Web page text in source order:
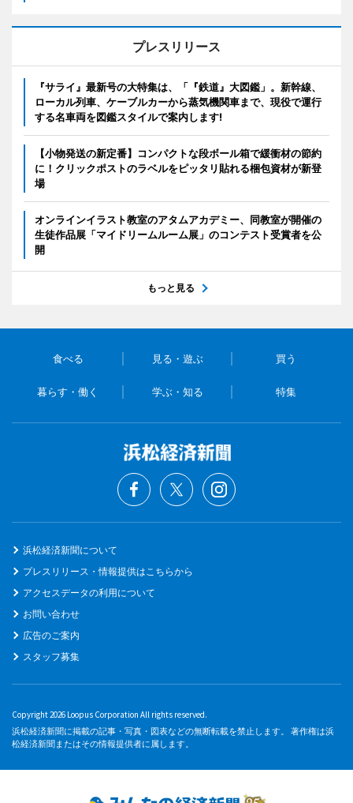
プレスリリース
『サライ』最新号の大特集は、「『鉄道』大図鑑」。新幹線、
ローカル列車、ケーブルカーから蒸気機関車まで、現役で運行
する名車両を図鑑スタイルで案内します!
【小物発送の新定番】コンパクトな段ボール箱で緩衝材の節約
に！クリックポストのラベルをピッタリ貼れる梱包資材が新登
場
オンラインイラスト教室のアタムアカデミー、同教室が開催の
生徒作品展「マイドリームルーム展」のコンテスト受賞者を公
開
もっと見る
食べる 見る・遊ぶ 買う
暮らす・働く 学ぶ・知る 特集
浜松経済新聞について
プレスリリース・情報提供はこちらから
アクセスデータの利用について
お問い合わせ
広告のご案内
スタッフ募集
Copyright 2026 Loopus Corporation All rights reserved.
浜松経済新聞に掲載の記事・写真・図表などの無断転載を禁止します。 著作権は浜
松経済新聞またはその情報提供者に属します。